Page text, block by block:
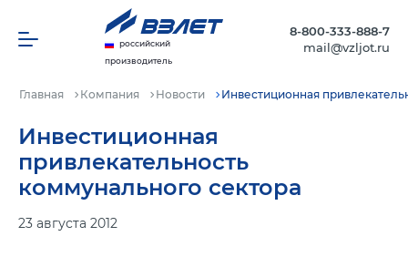
российский
производитель
8-800-333-888-7
mail@vzljot.ru
Главная Компания Новости Инвестиционная
Инвестиционная
привлекательность
коммунального сектора
23 августа 2012